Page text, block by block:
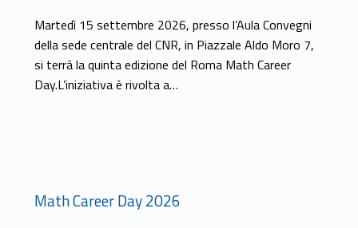
Martedì 15 settembre 2026, presso l’Aula Convegni
della sede centrale del CNR, in Piazzale Aldo Moro 7,
si terrà la quinta edizione del Roma Math Career
Day.L’iniziativa è rivolta a…
Math Career Day 2026